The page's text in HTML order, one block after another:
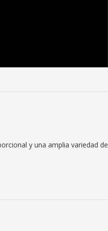
y una amplia variedad de